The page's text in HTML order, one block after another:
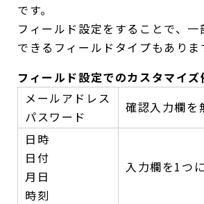
です。
フィールド設定をすることで、
できるフィールドタイプもありま
フィールド設定でのカスタマイズ
メールアドレス
パスワード
確認入力欄を
日時
日付
月日
時刻
入力欄を1つ